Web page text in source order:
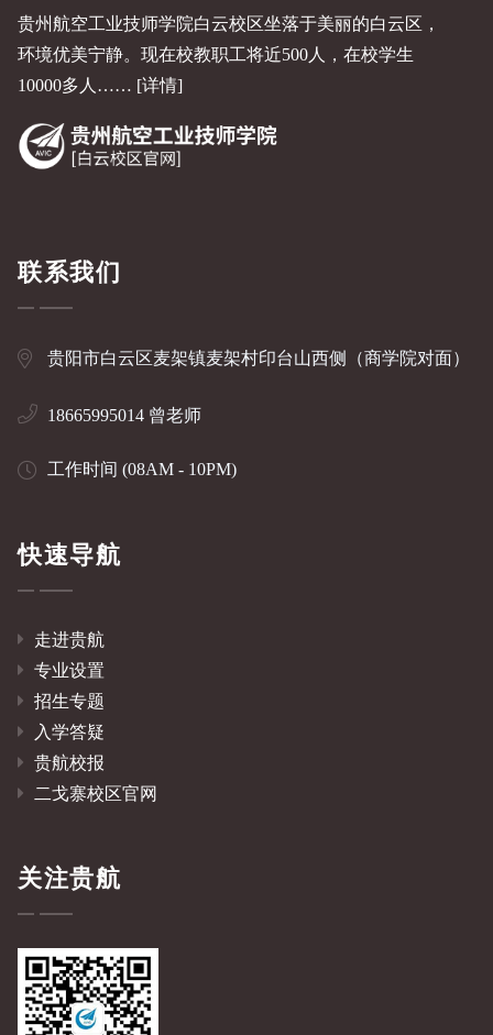
贵州航空工业技师学院白云校区坐落于美丽的白云区，
环境优美宁静。现在校教职工将近500人，在校学生
10000多人…… [详情]
联系我们
贵阳市白云区麦架镇麦架村印台山西侧（商学院对面）
18665995014 曾老师
工作时间 (08AM - 10PM)
快速导航
走进贵航
专业设置
招生专题
入学答疑
贵航校报
二戈寨校区官网
关注贵航